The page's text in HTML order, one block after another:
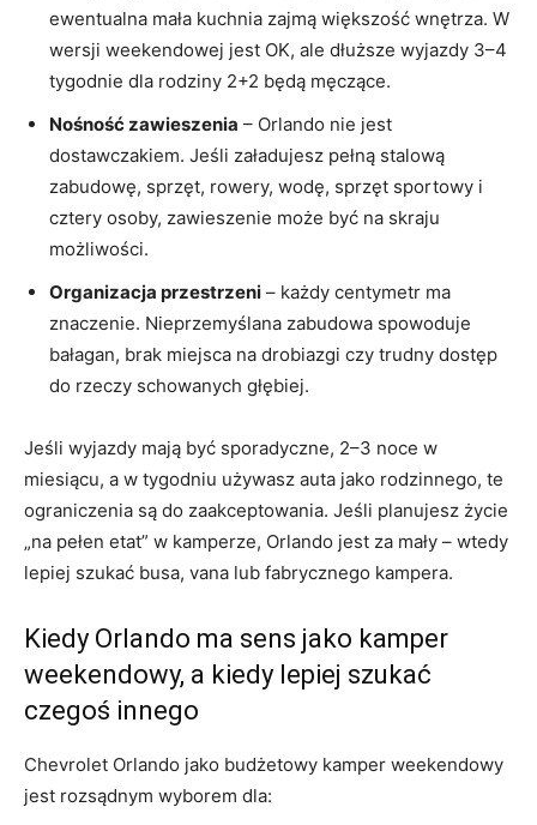
ewentualna mała kuchnia zajmą większość wnętrza. W
wersji weekendowej jest OK, ale dłuższe wyjazdy 3–4
tygodnie dla rodziny 2+2 będą męczące.
Nośność zawieszenia – Orlando nie jest
dostawczakiem. Jeśli załadujesz pełną stalową
zabudowę, sprzęt, rowery, wodę, sprzęt sportowy i
cztery osoby, zawieszenie może być na skraju
możliwości.
Organizacja przestrzeni – każdy centymetr ma
znaczenie. Nieprzemyślana zabudowa spowoduje
bałagan, brak miejsca na drobiazgi czy trudny dostęp
do rzeczy schowanych głębiej.
Jeśli wyjazdy mają być sporadyczne, 2–3 noce w
miesiącu, a w tygodniu używasz auta jako rodzinnego, te
ograniczenia są do zaakceptowania. Jeśli planujesz życie
„na pełen etat” w kamperze, Orlando jest za mały – wtedy
lepiej szukać busa, vana lub fabrycznego kampera.
Kiedy Orlando ma sens jako kamper
weekendowy, a kiedy lepiej szukać
czegoś innego
Chevrolet Orlando jako budżetowy kamper weekendowy
jest rozsądnym wyborem dla: